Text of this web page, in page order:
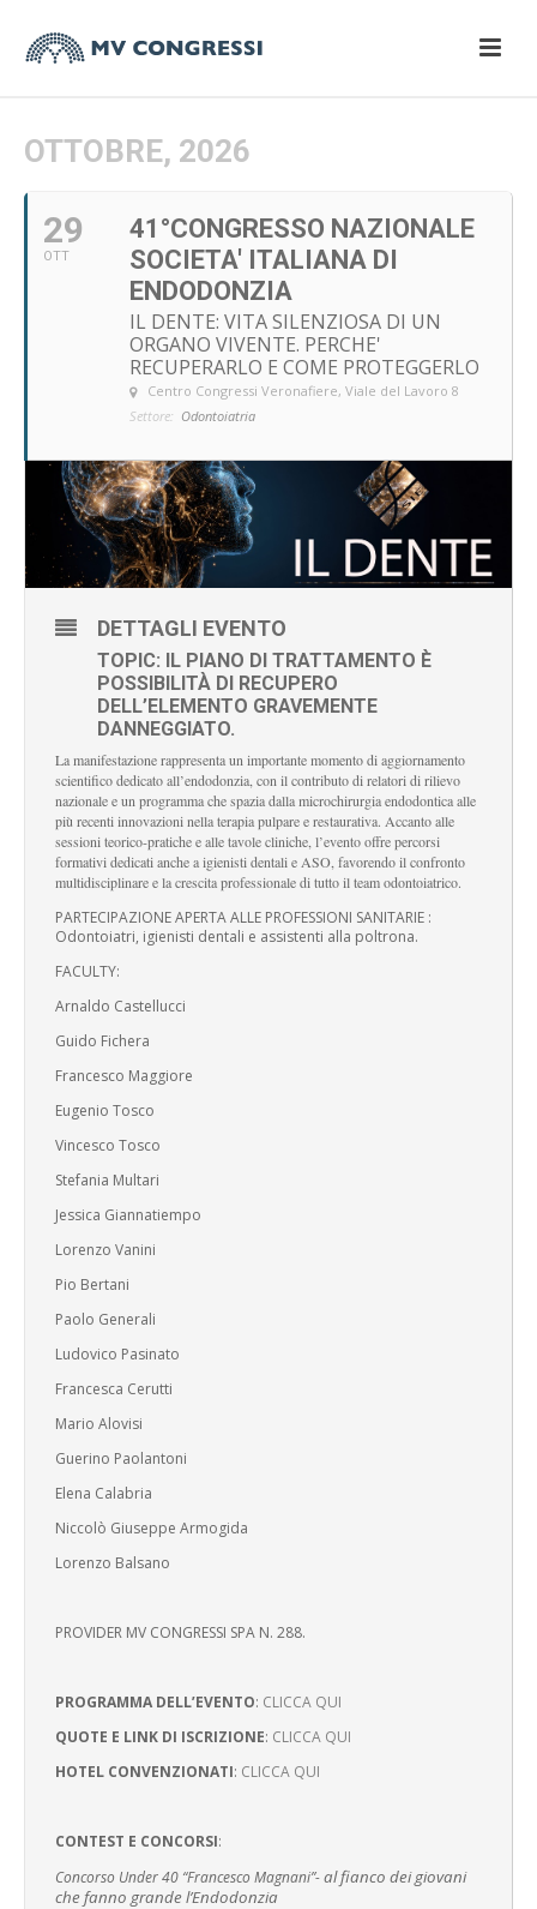
OTTOBRE, 2026
29
OTT
41°CONGRESSO NAZIONALE
SOCIETA' ITALIANA DI
ENDODONZIA
IL DENTE: VITA SILENZIOSA DI UN
ORGANO VIVENTE. PERCHE'
RECUPERARLO E COME PROTEGGERLO
Centro Congressi Veronafiere, Viale del Lavoro 8
Settore: Odontoiatria
DETTAGLI EVENTO
TOPIC: IL PIANO DI TRATTAMENTO È
POSSIBILITÀ DI RECUPERO
DELL’ELEMENTO GRAVEMENTE
DANNEGGIATO.
La manifestazione rappresenta un importante momento di aggiornamento
scientifico dedicato all’endodonzia, con il contributo di relatori di rilievo
nazionale e un programma che spazia dalla microchirurgia endodontica alle
più recenti innovazioni nella terapia pulpare e restaurativa. Accanto alle
sessioni teorico-pratiche e alle tavole cliniche, l’evento offre percorsi
formativi dedicati anche a igienisti dentali e ASO, favorendo il confronto
multidisciplinare e la crescita professionale di tutto il team odontoiatrico.
PARTECIPAZIONE APERTA ALLE PROFESSIONI SANITARIE :
Odontoiatri, igienisti dentali e assistenti alla poltrona.
FACULTY:
Arnaldo Castellucci
Guido Fichera
Francesco Maggiore
Eugenio Tosco
Vincesco Tosco
Stefania Multari
Jessica Giannatiempo
Lorenzo Vanini
Pio Bertani
Paolo Generali
Ludovico Pasinato
Francesca Cerutti
Mario Alovisi
Guerino Paolantoni
Elena Calabria
Niccolò Giuseppe Armogida
Lorenzo Balsano
PROVIDER MV CONGRESSI SPA N. 288.
PROGRAMMA DELL’EVENTO: CLICCA QUI
QUOTE E LINK DI ISCRIZIONE: CLICCA QUI
HOTEL CONVENZIONATI: CLICCA QUI
CONTEST E CONCORSI:
Concorso Under 40 “Francesco Magnani”-al fianco dei giovani
che fanno grande l’Endodonzia